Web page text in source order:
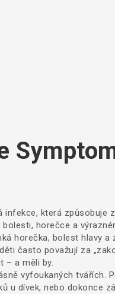
infekce, která způsobuje
bolesti, horečce a
horečka, bolest hlavy
často považují za
– a měli by.
vyfoukaných tvářích.
u dívek, nebo dokonce